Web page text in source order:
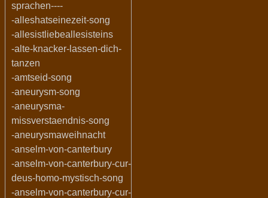
sprachen----
-alleshatseinezeit-song
-allesistliebeallesisteins
-alte-knacker-lassen-dich-
tanzen
-amtseid-song
-aneurysm-song
-aneurysma-
missverstaendnis-song
-aneurysmaweihnacht
-anselm-von-canterbury
-anselm-von-canterbury-cur-
deus-homo-mystisch-song
-anselm-von-canterbury-cur-